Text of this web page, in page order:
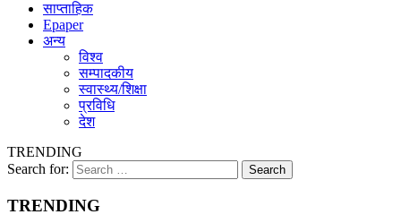
साप्ताहिक
Epaper
अन्य
विश्व
सम्पादकीय
स्वास्थ्य/शिक्षा
प्रविधि
देश
TRENDING
Search for:
TRENDING